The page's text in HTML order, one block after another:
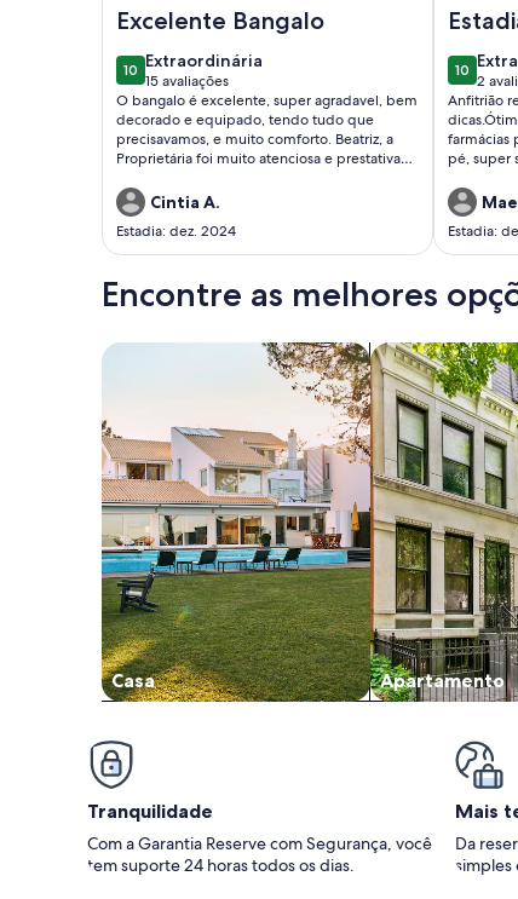
Excelente Bangalo
1010 de 10
Extraordinária
extraordinária
15 avaliações
(15
avaliações)
O bangalo é excelente, super agradavel, bem
decorado e equipado, tendo tudo que
precisavamos, e muito comforto. Beatriz, a
Proprietária foi muito atenciosa e prestativa
Cintia A.
Estadia: dez. 2024
1010 de 10
2
(2
Anfitrião
farmácias
pé, super
Estadia:
Encontre as melhores
Casa
Busque casas
Apartamento
Busque
Tranquilidade
Com a Garantia Reserve com Segurança, você
tem suporte 24 horas todos os dias.
Mais
Da
simples